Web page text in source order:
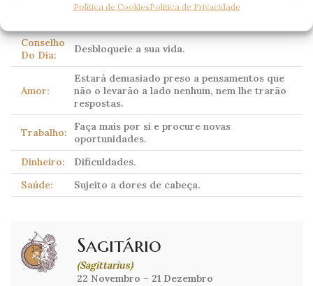
Política de CookiesPolítica de Privacidade
Conselho
Do Dia:
Desbloqueie a sua vida.
Amor:
Estará demasiado preso a pensamentos que
não o levarão a lado nenhum, nem lhe trarão
respostas.
Trabalho:
Faça mais por si e procure novas
oportunidades.
Dinheiro:
Dificuldades.
Saúde:
Sujeito a dores de cabeça.
Sagitário
(Sagittarius)
22 Novembro – 21 Dezembro